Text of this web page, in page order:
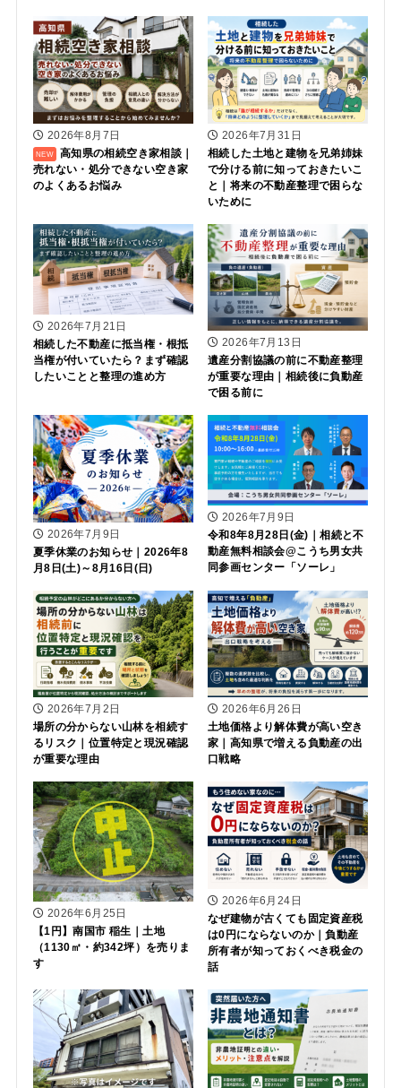
2026年8月7日
高知県の相続空き家相談｜
売れない・処分できない空き家
のよくあるお悩み
2026年7月31日
相続した土地と建物を兄弟姉妹
で分ける前に知っておきたいこ
と｜将来の不動産整理で困らな
いために
2026年7月21日
相続した不動産に抵当権・根抵
当権が付いていたら？まず確認
したいことと整理の進め方
2026年7月13日
遺産分割協議の前に不動産整理
が重要な理由｜相続後に負動産
で困る前に
2026年7月9日
夏季休業のお知らせ｜2026年8
月8日(土)～8月16日(日)
2026年7月9日
令和8年8月28日(金)｜相続と不
動産無料相談会@こうち男女共
同参画センター「ソーレ」
2026年7月2日
場所の分からない山林を相続す
るリスク｜位置特定と現況確認
が重要な理由
2026年6月26日
土地価格より解体費が高い空き
家｜高知県で増える負動産の出
口戦略
2026年6月25日
【1円】南国市 稲生｜土地
（1130㎡・約342坪）を売りま
す
2026年6月24日
なぜ建物が古くても固定資産税
は0円にならないのか｜負動産
所有者が知っておくべき税金の
話